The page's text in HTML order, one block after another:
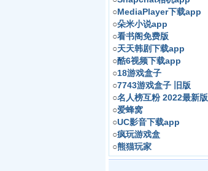
○MediaPlayer下载app
○朵米小说app
○看书阁免费版
○天天韩剧下载app
○酷6视频下载app
○18游戏盒子
○7743游戏盒子 旧版
○名人榜互粉 2022最新版
○爱蜂窝
○UC影音下载app
○疯玩游戏盒
○熊猫玩家